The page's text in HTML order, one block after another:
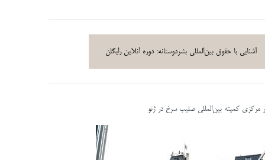
آشنایی با حقوق بین‌المللی بشردوستانه: دوره آنلاین رایگان
مرکزی کمیته بین‌المللی صلیب سرخ در ژنو